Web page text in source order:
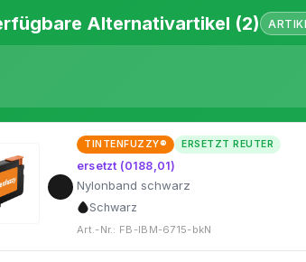
Alternativartikel (2)
TINTENFUZZY® ERSETZT REUTER
ersetzt (0188,01)
Nylonband schwarz
Schwarz
Art.-Nr.: FB-IBM-6715-bkN